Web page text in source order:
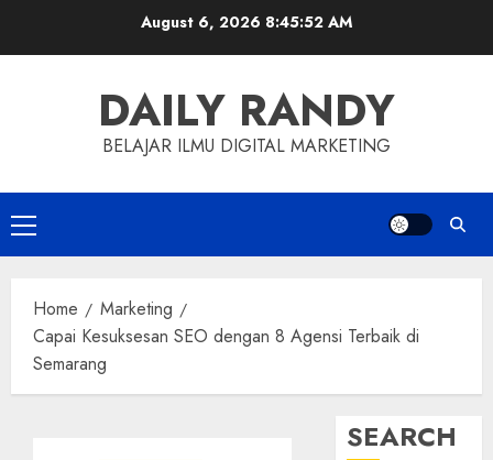
August 6, 2026 8:45:53 AM
DAILY RANDY
BELAJAR ILMU DIGITAL MARKETING
Primary
Menu
Home
Marketing
Capai Kesuksesan SEO dengan 8 Agensi Terbaik di
Semarang
SEARCH